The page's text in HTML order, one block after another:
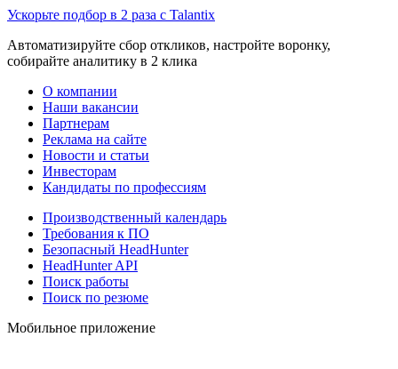
Ускорьте подбор в 2 раза с Talantix
Автоматизируйте сбор откликов, настройте воронку,
собирайте аналитику в 2 клика
О компании
Наши вакансии
Партнерам
Реклама на сайте
Новости и статьи
Инвесторам
Кандидаты по профессиям
Производственный календарь
Требования к ПО
Безопасный HeadHunter
HeadHunter API
Поиск работы
Поиск по резюме
Мобильное приложение